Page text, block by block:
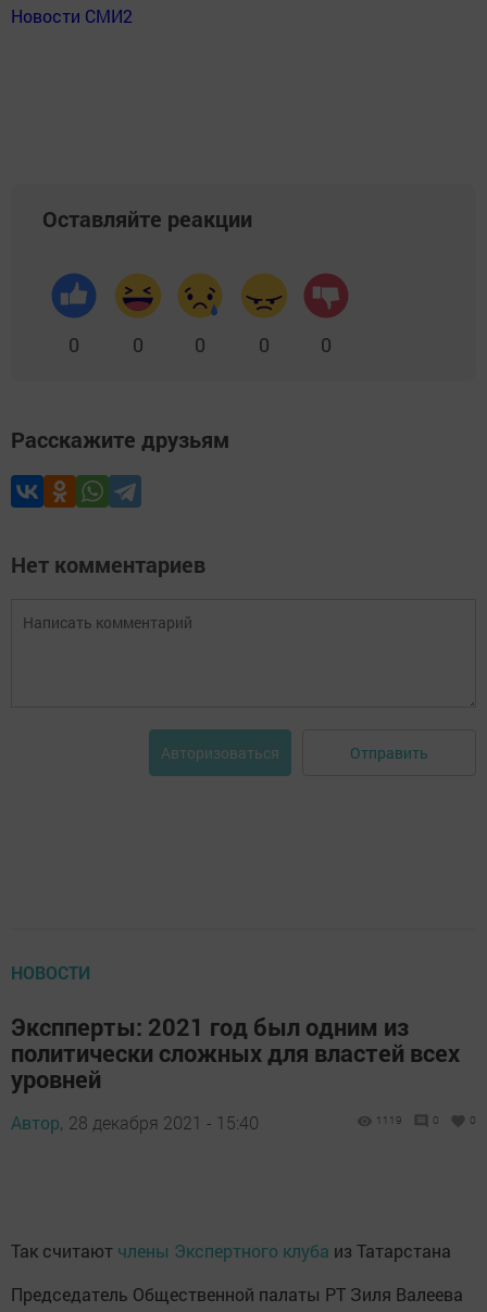
Новости СМИ2
Оставляйте реакции
0 0 0 0 0
Расскажите друзьям
Нет комментариев
Авторизоваться Отправить
НОВОСТИ
Экспперты: 2021 год был одним из
политически сложных для властей всех
уровней
Автор, 28 декабря 2021 - 15:40 1119 0 0
Так считают члены Экспертного клуба из Татарстана
Председатель Общественной палаты РТ Зиля Валеева